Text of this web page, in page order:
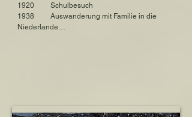
Nordrhein-Westfalen, Deutschland
1920         Schulbesuch
1938         Auswanderung mit Familie in die
Niederlande
1943         Deportation nach Sobibor